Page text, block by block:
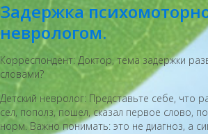
Задержка
неврологом.
Корреспондент: Доктор, тема задержки
словами?
Детский невролог: Представьте себе, что
сел, пополз, пошел, сказал первое слово,
норм. Важно понимать: это не диагноз, а